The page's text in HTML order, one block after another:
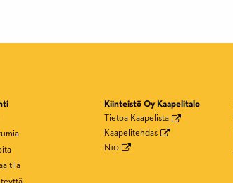
tila
Kiinteistö Oy Kaapelitalo
Tietoa Kaapelista
Kaapelitehdas
N10